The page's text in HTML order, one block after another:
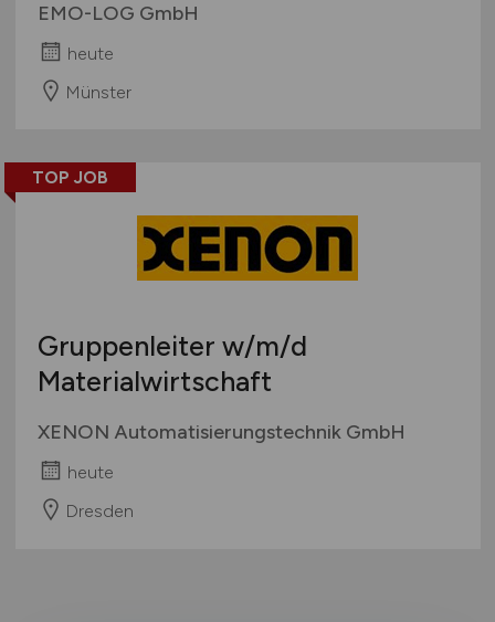
EMO-LOG GmbH
heute
Münster
TOP JOB
Gruppenleiter w/m/d
Materialwirtschaft
XENON Automatisierungstechnik GmbH
heute
Dresden